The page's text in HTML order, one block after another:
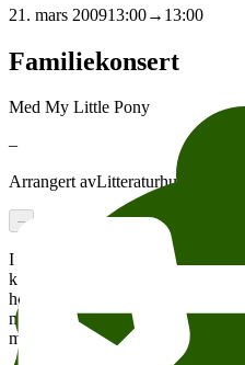
21. mars 200913:00→ 13:00
Familiekonsert
Med My Little Pony
–
Arrangert avLitteraturhuset
–
I Kafe Oslos barnekafé blir det i
kan spise kaker, drikke brus og
høre My Little Pony synge og
med og riste på rumpa. Og foran
mye man vil!